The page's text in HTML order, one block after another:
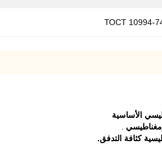
ТОСТ 10994-
الأساسية
كثافة التدفق.